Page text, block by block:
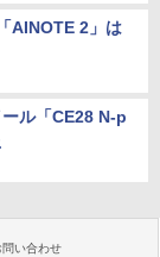
AINOTE 2」は
ル「CE28 N-p
問い合わせ